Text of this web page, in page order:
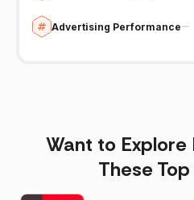
Advertising Performance
Want to Explore
These